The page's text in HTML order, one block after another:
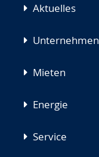
Aktuelles
Unternehmen
Mieten
Energie
Service